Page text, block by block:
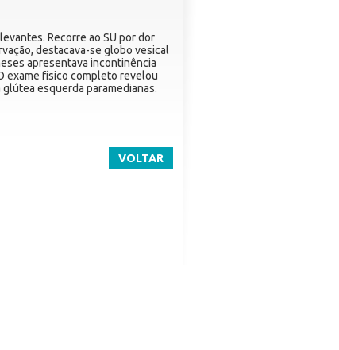
Recorre ao SU por dor
destacava-se globo vesical
apresentava incontinência
exame físico completo revelou
esquerda paramedianas.
VOLTAR